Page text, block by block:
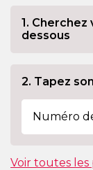
1.
dessous
2. Tapez
Voir toutes les